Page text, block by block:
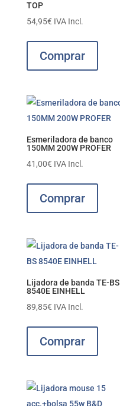
TOP
54,95€ IVA Incl.
Comprar
Esmeriladora de banco
150MM 200W PROFER
41,00€ IVA Incl.
Comprar
Lijadora de banda TE-BS
8540E EINHELL
89,85€ IVA Incl.
Comprar